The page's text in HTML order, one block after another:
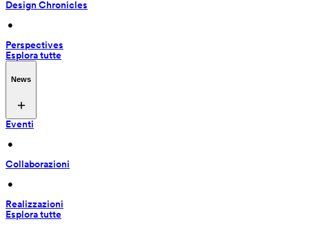
Design Chronicles
•
Perspectives
Esplora tutte
News
Eventi
•
Collaborazioni
•
Realizzazioni
Esplora tutte